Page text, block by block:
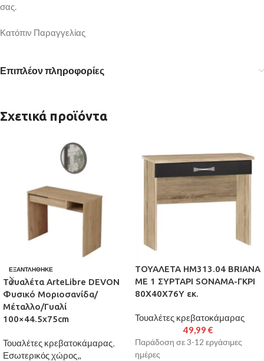
σας.
Κατόπιν Παραγγελίας
Επιπλέον πληροφορίες
Σχετικά προϊόντα
ΕΞΑΝΤΛΉΘΗΚΕ
Τουαλέτα ArteLibre DEVON
Φυσικό Μοριοσανίδα/
Μέταλλο/Γυαλί
100×44.5x75cm
Τουαλέτες κρεβατοκάμαρας,
Εσωτερικός χώρος,,
ΤΟΥΑΛΕΤΑ HM313.04 BRIANA
ΜΕ 1 ΣΥΡΤΑΡΙ SONAMA-ΓΚΡΙ
80X40X76Υ εκ.
Τουαλέτες κρεβατοκάμαρας
49,99 €
Παράδοση σε 3-12 εργάσιμες
ημέρες